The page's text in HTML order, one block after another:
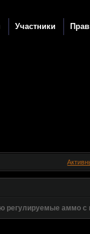
Участники
регулируемые аммо с